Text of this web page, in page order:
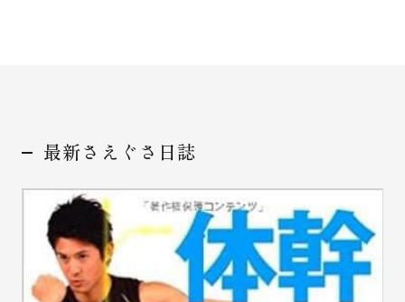
お問い合わせ
最新さえぐさ日誌